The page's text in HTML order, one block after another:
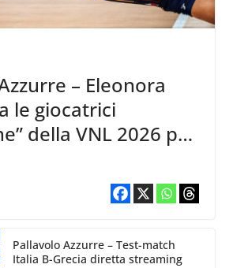
– Eleonora
le giocatrici
della VNL 2026 per
Pallavolo Azzurre – Test-match
Italia B-Grecia diretta streaming